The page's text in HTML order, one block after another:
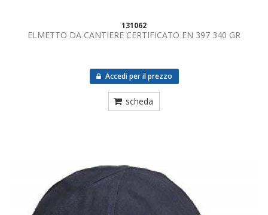
131062
ELMETTO DA CANTIERE CERTIFICATO EN 397 340 GR
Accedi per il prezzo
scheda